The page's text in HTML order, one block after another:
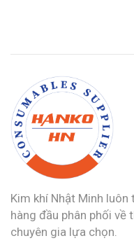
Kim khí Nhật Minh
hàng đầu phân phối về
chuyên gia lựa chọn.